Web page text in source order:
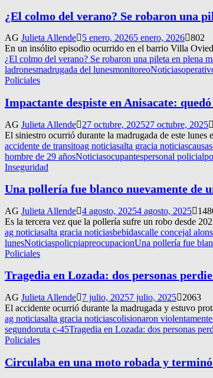
¿El colmo del verano? Se robaron una
AG Julieta Allende 5 enero, 20265 enero, 2026 802
En un insólito episodio ocurrido en el barrio Villa
¿El colmo del verano? Se robaron una pileta en plena
ladronesmadrugada del lunesmonitoreoNoticias
Policiales
Impactante despiste en Anisacate:
AG Julieta Allende 27 octubre, 202527 octubre, 2025
El siniestro ocurrió durante la madrugada de este
accidente de transitoag noticiasalta gracia noticiascausas
hombre de 29 añosNoticiasocupantespersonal policial
Inseguridad
Una pollería fue blanco nuevamente de
AG Julieta Allende 4 agosto, 20254 agosto, 2025
Es la tercera vez que la pollería sufre un robo desde
ag noticiasalta gracia noticiasbebidascalle concejal
lunesNoticiaspolicpiapreocupacionUna pollería fue
Policiales
Tragedia en Lozada: dos personas
AG Julieta Allende 7 julio, 20257 julio, 2025
2063
El accidente ocurrió durante la madrugada y estuvo
ag noticiasalta gracia noticiascolisionaron violentamente
segundoruta c-45Tragedia en Lozada: dos personas
Policiales
Circulaba en una moto robada y